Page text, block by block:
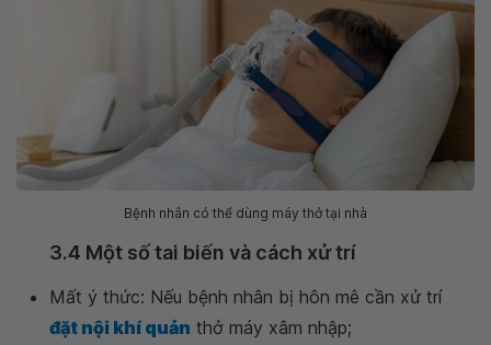
Bệnh nhân có thể dùng máy thở tại nhà
3.4 Một số tai biến và cách xử trí
Mất ý thức: Nếu bệnh nhân bị hôn mê cần xử trí
đặt nội khí quản thở máy xâm nhập;